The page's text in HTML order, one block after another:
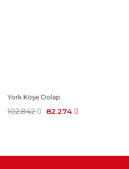
York Köşe Dolap
102.842 82.274